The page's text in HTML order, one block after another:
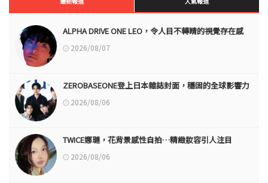
ALPHA DRIVE ONE LEO，令人目不轉睛的視覺存在感
2026/08/07
ZEROBASEONE登上日本雜誌封面，穩固的全球影響力
2026/08/06
TWICE娜璉，花背景感性自拍…精緻妝容引人注目
2026/08/06